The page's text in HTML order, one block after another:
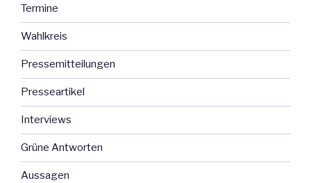
Termine
Wahlkreis
Pressemitteilungen
Presseartikel
Interviews
Grüne Antworten
Aussagen